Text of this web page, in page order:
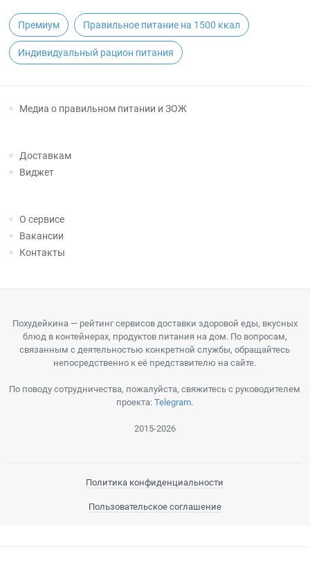
Премиум Правильное питание на 1500 ккал
Индивидуальный рацион питания
Медиа о правильном питании и ЗОЖ
Доставкам
Виджет
О сервисе
Вакансии
Контакты
Похудейкина — рейтинг сервисов доставки здоровой еды, вкусных
блюд в контейнерах, продуктов питания на дом. По вопросам,
связанным с деятельностью конкретной службы, обращайтесь
непосредственно к её представителю на сайте.
По поводу сотрудничества, пожалуйста, свяжитесь с руководителем
проекта:Telegram.
2015-2026
Политика конфиденциальности
Пользовательское соглашение